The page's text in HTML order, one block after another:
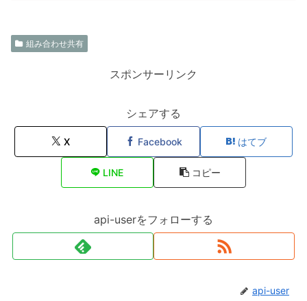
組み合わせ共有
スポンサーリンク
シェアする
X Facebook はてブ
LINE コピー
api-userをフォローする
api-user